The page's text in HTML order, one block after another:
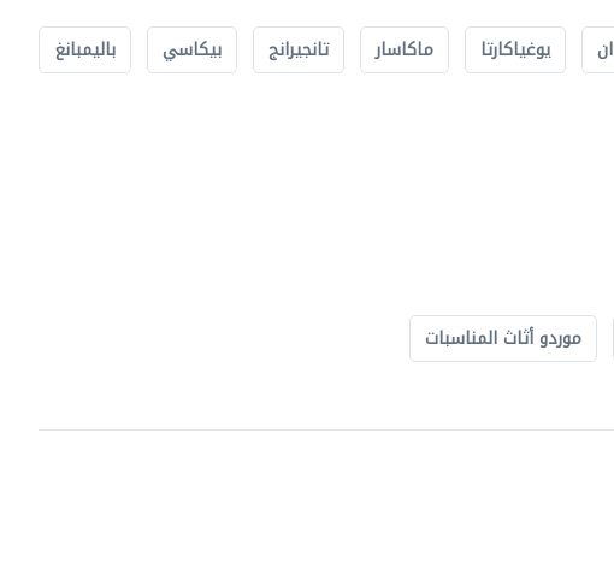
يوغياكارتا ماكاسار تانجيرانج بيكاسي باليمبانغ
موردو أثاث المناسبات